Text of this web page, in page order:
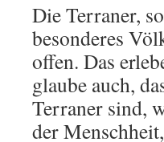
Die Terraner,
besonderes
offen. Das
glaube auch,
Terraner sind,
der